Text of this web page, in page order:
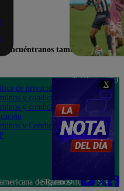
X
Encuéntranos también en
de privacidad
y condiciones
y condiciones
y Condiciones
Teléfono: 219
Av. San
Felipe 968
Jesús María
de Radio Difusión S.A.
Síguenos